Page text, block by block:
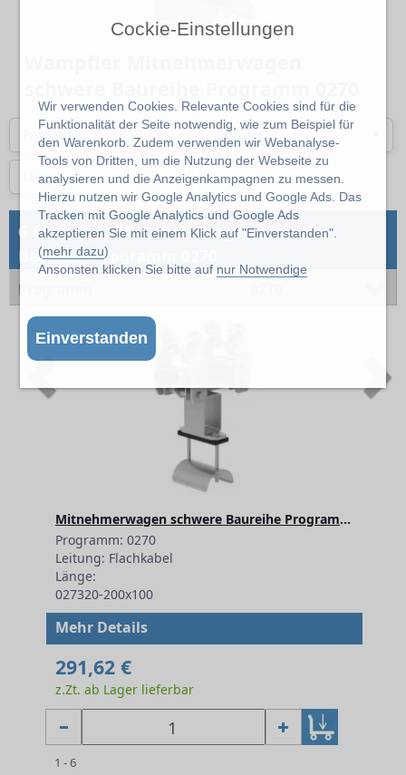
Cockie-Einstellungen
Wir verwenden Cookies. Relevante Cookies sind für die
Funktionalität der Seite notwendig, wie zum Beispiel für
den Warenkorb. Zudem verwenden wir Webanalyse-
Tools von Dritten, um die Nutzung der Webseite zu
analysieren und die Anzeigenkampagnen zu messen.
Hierzu nutzen wir Google Analytics und Google Ads. Das
Tracken mit Google Analytics und Google Ads
akzeptieren Sie mit einem Klick auf "Einverstanden".
(mehr dazu)
Ansonsten klicken Sie bitte auf nur Notwendige
Einverstanden
Programm Leitung
Länge
6 Artikel→Mitnehmerwagen schwere
Baureihe Programm 0270
Programm
Mitnehmerwagen schwere Baureihe Programm 0270: 200x100
Programm: 0270
Leitung: Flachkabel
Länge:
027320-200x100
Mehr Details
291,62 €
z.Zt. ab Lager lieferbar
1 - 6
Previous